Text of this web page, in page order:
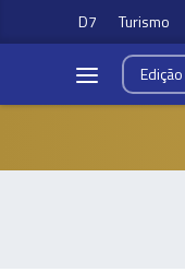
D7 Turismo
Edição